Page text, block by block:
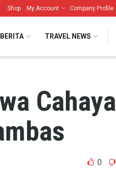
Shop My Account Company Profile
BERITA TRAVEL NEWS
Cahaya
0